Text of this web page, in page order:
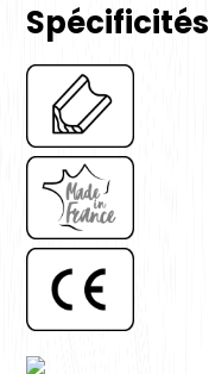
Spécificités